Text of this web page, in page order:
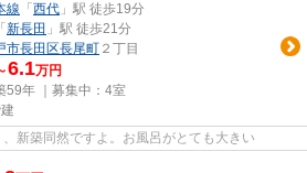
線 「 西代 」駅 徒歩19分
「 新長田 」駅 徒歩21分
市長田区長尾町 ２丁目
6.1万円
59年 ｜募集中： 4室
新築同然ですよ。お風呂がとても大きい